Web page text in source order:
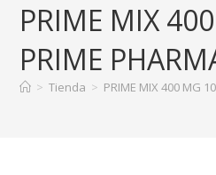
PRIME MIX
PRIME
> Tienda > PRIME MIX 400 MG